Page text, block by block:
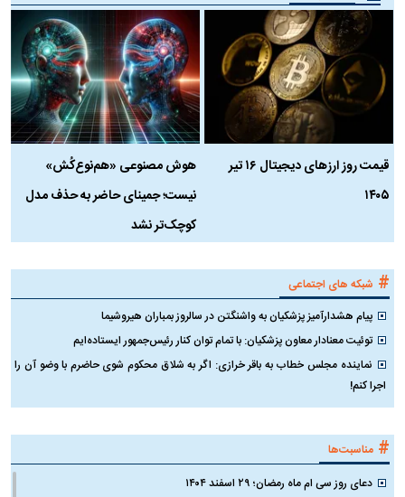
قیمت روز ارز‌های دیجیتال ۱۶ تیر
۱۴۰۵
هوش مصنوعی «هم‌نوع‌کُش»
نیست؛ جمینای حاضر به حذف مدل
کوچک‌تر نشد
# شبکه های اجتماعی
پیام هشدارآمیز پزشکیان به واشنگتن در سالروز بمباران هیروشیما
توئیت معنادار معاون پزشکیان: با تمام توان کنار رئیس‌جمهور ایستاده‌ایم
نماینده مجلس خطاب به باقر خرازی: اگر به شلاق محکوم شوی حاضرم با وضو آن را
اجرا کنم!
# مناسبت‌ها
دعای روز سی ام ماه رمضان؛ ۲۹ اسفند ۱۴۰۴